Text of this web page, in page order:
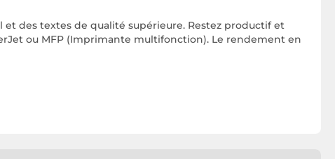
des textes de qualité supérieure. Restez productif et
ou MFP (Imprimante multifonction). Le rendement en